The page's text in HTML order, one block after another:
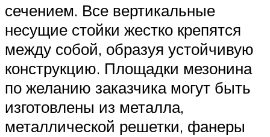
сечением. Все вертикальные
несущие стойки жестко крепятся
между собой, образуя устойчивую
конструкцию. Площадки мезонина
по желанию заказчика могут быть
изготовлены из металла,
металлической решетки, фанеры